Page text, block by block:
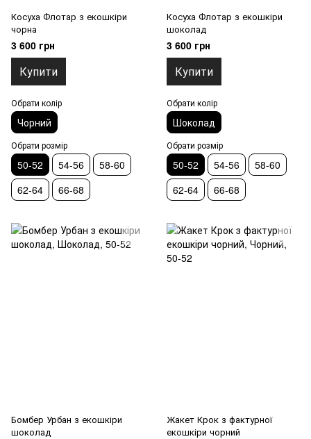
Косуха Флотар з екошкіри
чорна
3 600 грн
Купити
Обрати колір
Чорний
Обрати розмір
50-52 54-56
58-60
62-64
66-68
Косуха Флотар з екошкіри
шоколад
3 600 грн
Купити
Обрати колір
Шоколад
Обрати розмір
50-52 54-56
58-60
62-64
66-68
Бомбер Урбан з екошкіри
шоколад
Жакет Крок з фактурної
екошкіри чорний